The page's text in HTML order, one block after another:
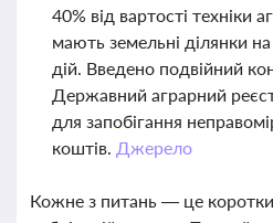
40% від вартості техніки
мають земельні ділянки
дій. Введено подвійний
Державний аграрний
для запобігання
коштів. Джерело
Кожне з питань — це